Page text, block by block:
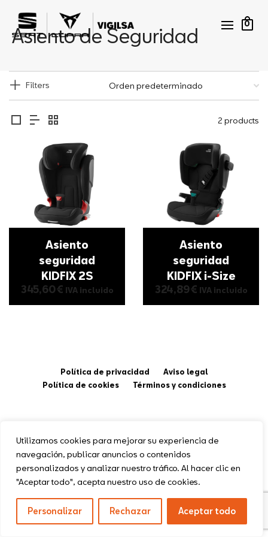
Utilizamos cookies para mejorar su experiencia de
navegación, publicar anuncios o contenidos
personalizados y analizar nuestro tráfico. Al hacer clic en
"Aceptar todo", acepta nuestro uso de cookies.
Personalizar Rechazar Aceptar todo
0
Asiento de Seguridad
Filters
2 products
Asiento
seguridad
KIDFIX 2S
345,60€ IVA incluido
Asiento
seguridad
KIDFIX i-Size
324,89€ IVA incluido
Política de privacidad
Aviso legal
Política de cookies
Términos y condiciones